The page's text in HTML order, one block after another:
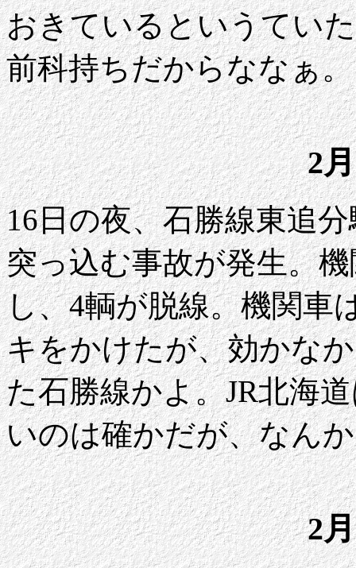
おきているというてい
前科持ちだからななぁ。
2
16日の夜、石勝線東追
突っ込む事故が発生。
し、4輌が脱線。機関車
キをかけたが、効かな
た石勝線かよ。JR北海
いのは確かだが、なん
2